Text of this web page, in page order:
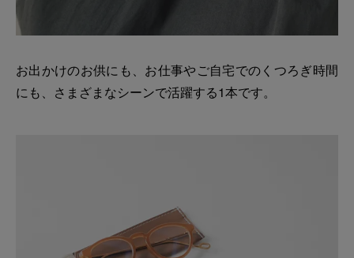
お出かけのお供にも、お仕事やご自宅でのくつろぎ時間
にも、さまざまなシーンで活躍する1本です。